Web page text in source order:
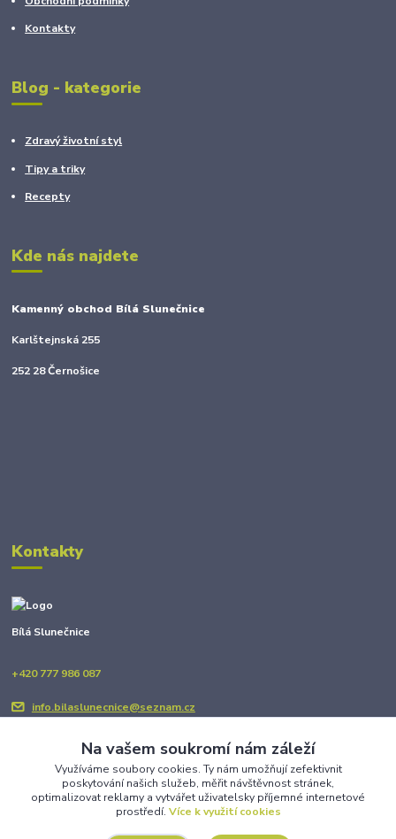
Kontakty
Blog - kategorie
Zdravý životní styl
Tipy a triky
Recepty
Kde nás najdete
Kamenný obchod Bílá Slunečnice
Karlštejnská 255
252 28 Černošice
Kontakty
Bílá Slunečnice
+420 777 986 087
info.bilaslunecnice@seznam.cz
Upravit sběr cookies.
Na vašem soukromí nám záleží
Využíváme soubory cookies. Ty nám umožňují zefektivnit
poskytování našich služeb, měřit návštěvnost stránek,
optimalizovat reklamy a vytvářet uživatelsky příjemné internetové
prostředí. Více k využití cookies